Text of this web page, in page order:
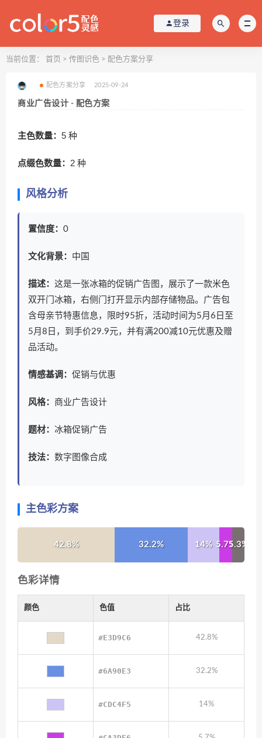
登录
当前位置： 首页 > 传图识色 > 配色方案分享
配色方案分享 2025-09-24
商业广告设计 - 配色方案
主色数量： 5 种
点缀色数量： 2 种
风格分析
置信度： 0
文化背景： 中国
描述： 这是一张冰箱的促销广告图，展示了一款米色
双开门冰箱，右侧门打开显示内部存储物品。广告包
含母亲节特惠信息，限时95折，活动时间为5月6日至
5月8日，到手价29.9元，并有满200减10元优惠及赠
品活动。
情感基调： 促销与优惠
风格： 商业广告设计
题材： 冰箱促销广告
技法： 数字图像合成
主色彩方案
42.8% 32.2% 14% 5.7%5.3%
色彩详情
颜色 色值 占比
#E3D9C6 42.8%
#6A90E3 32.2%
#CDC4F5 14%